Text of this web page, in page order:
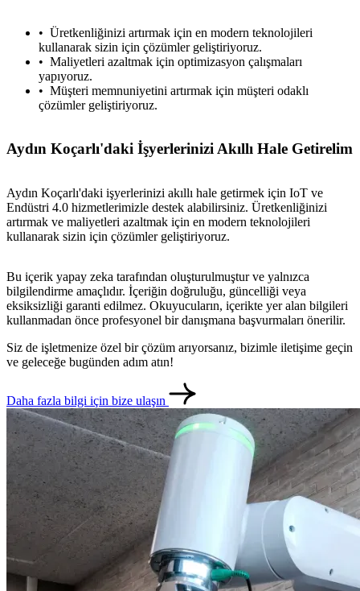
Üretkenliğinizi artırmak için en modern teknolojileri
kullanarak sizin için çözümler geliştiriyoruz.
Maliyetleri azaltmak için optimizasyon çalışmaları
yapıyoruz.
Müşteri memnuniyetini artırmak için müşteri odaklı
çözümler geliştiriyoruz.
Aydın Koçarlı'daki İşyerlerinizi Akıllı Hale Getirelim
Aydın Koçarlı'daki işyerlerinizi akıllı hale getirmek için IoT ve
Endüstri 4.0 hizmetlerimizle destek alabilirsiniz. Üretkenliğinizi
artırmak ve maliyetleri azaltmak için en modern teknolojileri
kullanarak sizin için çözümler geliştiriyoruz.
Bu içerik yapay zeka tarafından oluşturulmuştur ve yalnızca
bilgilendirme amaçlıdır. İçeriğin doğruluğu, güncelliği veya
eksiksizliği garanti edilmez. Okuyucuların, içerikte yer alan bilgileri
kullanmadan önce profesyonel bir danışmana başvurmaları önerilir.
Siz de işletmenize özel bir çözüm arıyorsanız, bizimle iletişime geçin
ve geleceğe bugünden adım atın!
Daha fazla bilgi için bize ulaşın